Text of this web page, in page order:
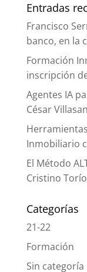
Entradas
Francisco
banco, en la
Formación
inscripción
Agentes IA
César
Inmobiliario
El Método
Cristino Torío
Categorías
21-22
Formación
Sin categoría